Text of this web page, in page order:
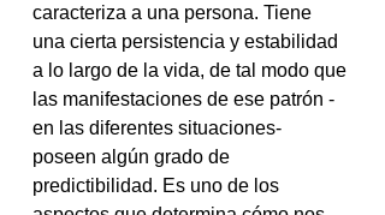
caracteriza a una persona. Tiene
una cierta persistencia y estabilidad
a lo largo de la vida, de tal modo que
las manifestaciones de ese patrón -
en las diferentes situaciones-
poseen algún grado de
predictibilidad. Es uno de los